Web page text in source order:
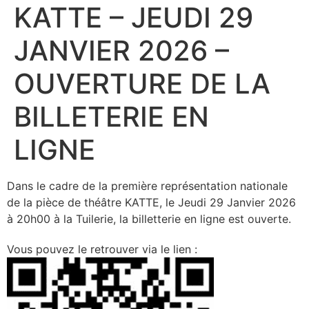
KATTE – JEUDI 29
JANVIER 2026 –
OUVERTURE DE LA
BILLETERIE EN
LIGNE
Dans le cadre de la première représentation nationale
de la pièce de théâtre KATTE, le Jeudi 29 Janvier 2026
à 20h00 à la Tuilerie, la billetterie en ligne est ouverte.
Vous pouvez le retrouver via le lien :